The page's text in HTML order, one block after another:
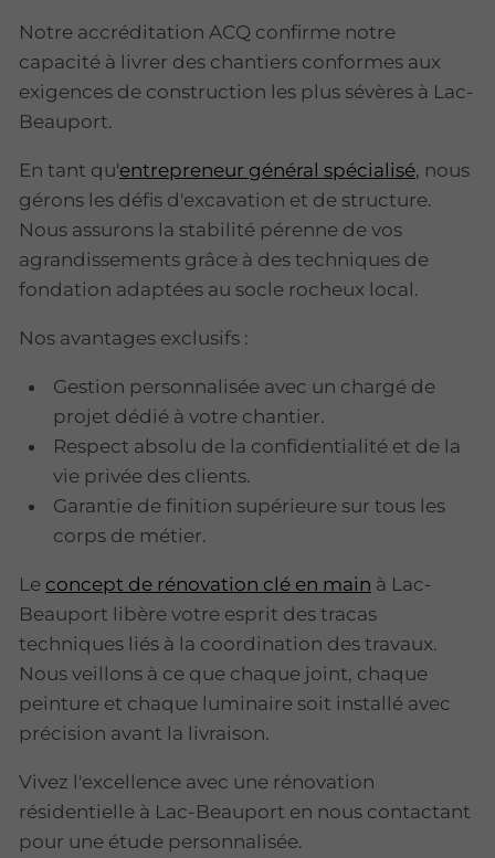
Notre accréditation ACQ confirme notre
capacité à livrer des chantiers conformes aux
exigences de construction les plus sévères à Lac-
Beauport.
En tant qu'entrepreneur général spécialisé, nous
gérons les défis d'excavation et de structure.
Nous assurons la stabilité pérenne de vos
agrandissements grâce à des techniques de
fondation adaptées au socle rocheux local.
Nos avantages exclusifs :
Gestion personnalisée avec un chargé de
projet dédié à votre chantier.
Respect absolu de la confidentialité et de la
vie privée des clients.
Garantie de finition supérieure sur tous les
corps de métier.
Le concept de rénovation clé en main à Lac-
Beauport libère votre esprit des tracas
techniques liés à la coordination des travaux.
Nous veillons à ce que chaque joint, chaque
peinture et chaque luminaire soit installé avec
précision avant la livraison.
Vivez l'excellence avec une rénovation
résidentielle à Lac-Beauport en nous contactant
pour une étude personnalisée.